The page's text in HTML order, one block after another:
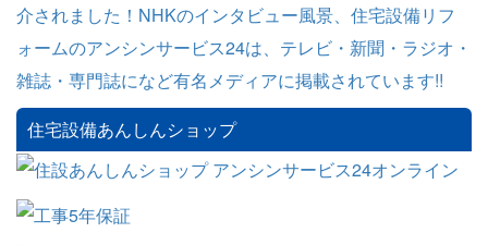
住宅設備あんしんショップ